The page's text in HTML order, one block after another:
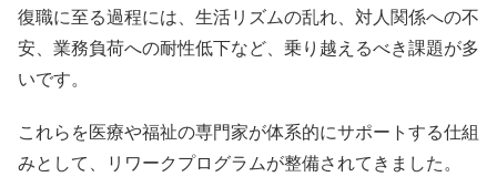
復職に至る過程には、生活リズムの乱れ、対人関係への不
安、業務負荷への耐性低下など、乗り越えるべき課題が多
いです。
これらを医療や福祉の専門家が体系的にサポートする仕組
みとして、リワークプログラムが整備されてきました。